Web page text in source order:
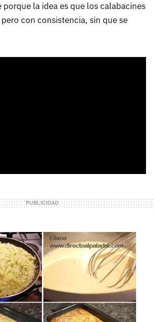
la idea es que los calabacines
con consistencia, sin que se